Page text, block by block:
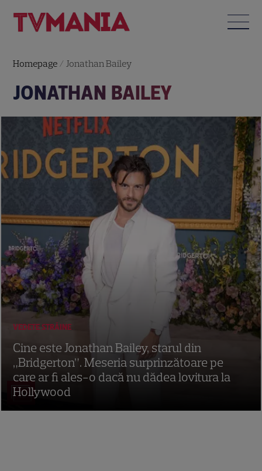
Homepage / Jonathan Bailey
JONATHAN BAILEY
10
VEDETE STRĂINE
Cine este Jonathan Bailey, starul din
„Bridgerton”. Meseria surprinzătoare pe
care ar fi ales-o dacă nu dădea lovitura la
Hollywood